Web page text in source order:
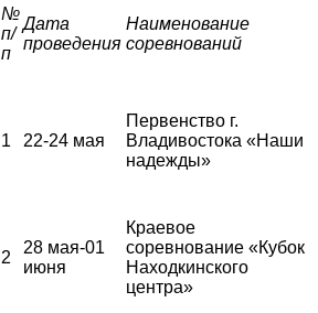
№
п/
п
Дата
проведения
Наименование
соревнований
1 22-24 мая
Первенство г.
Владивостока «Наши
надежды»
2
28 мая-01
июня
Краевое
соревнование «Кубок
Находкинского
центра»